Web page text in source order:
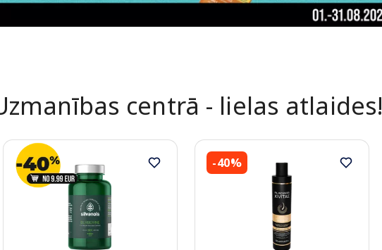
centrā - lielas atlaides!
-40%